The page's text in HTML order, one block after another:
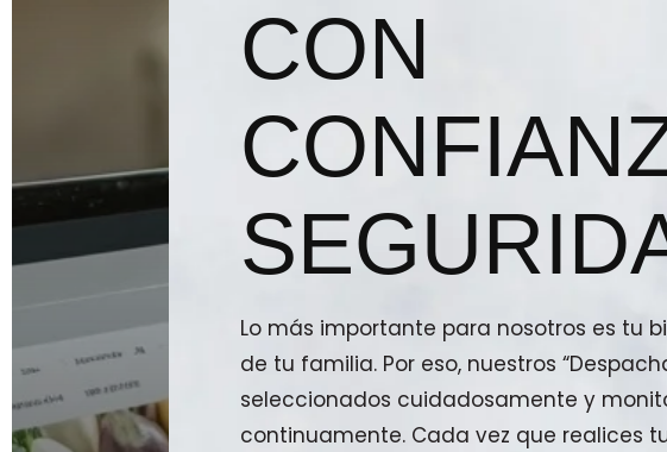
CON
Lo más importante para nosotros es tu
de tu familia. Por eso, nuestros
seleccionados cuidadosamente y
continuamente. Cada vez que realices